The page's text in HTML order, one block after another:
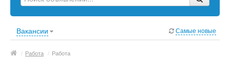
Оборудование
Вакансии Самые новые
/ Работа / Работа